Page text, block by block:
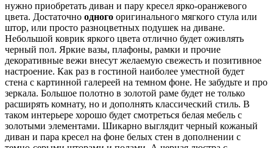
нужно приобретать диван и пару кресел ярко-оранжевого
цвета. Достаточно одного оригинального мягкого стула или
штор, или просто разноцветных подушек на диване.
Небольшой коврик яркого цвета отлично будет оживлять
черный пол. Яркие вазы, плафоны, рамки и прочие
декоративные вежи внесут желаемую свежесть и позитивное
настроение. Как раз в гостиной наиболее уместной будет
стена с картинной галереей на темном фоне. Не забудьте и про
зеркала. Большое полотно в золотой раме будет не только
расширять комнату, но и дополнять классический стиль. В
таком интерьере хорошо будет смотреться белая мебель с
золотыми элементами. Шикарно выглядит черный кожаный
диван и пара кресел на фоне белых стен в дополнении с